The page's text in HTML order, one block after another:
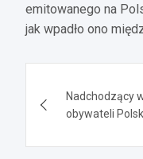
emitowanego na
jak wpadło ono
wpisu
Nadchodzący
obywateli